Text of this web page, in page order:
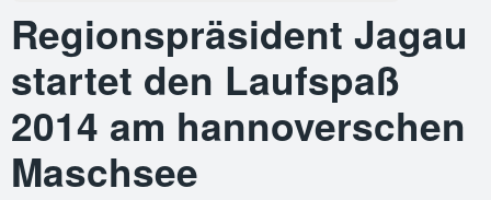
Regionspräsident Jagau
startet den Laufspaß
2014 am hannoverschen
Maschsee